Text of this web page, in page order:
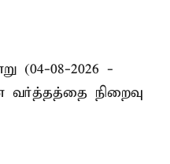
(04-08-2026 -
வர்த்தத்தை நிறைவு